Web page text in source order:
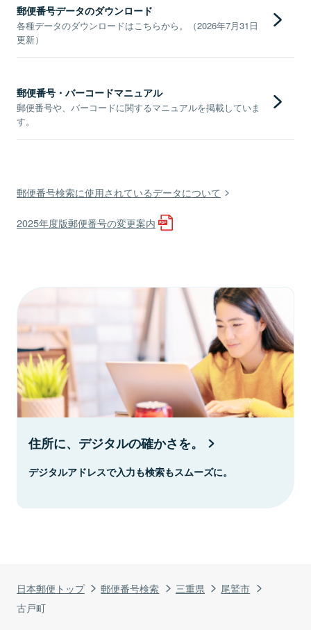
日本郵便トップ 郵便番号検索 三重県
尾鷲市
古戸町
郵便番号データのダウンロード
各種データのダウンロードはこちらから。（2026年7月31日
更新）
郵便番号・バーコードマニュアル
郵便番号や、バーコードに関するマニュアルを掲載していま
す。
郵便番号検索に使用されているデータについて
2025年度版郵便番号の変更案内
住所に、デジタルの確かさを。
デジタルアドレスで入力も検索もスムーズに。